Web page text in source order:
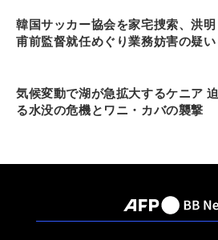
韓国サッカー協会を家宅捜索、洪明
甫前監督就任めぐり業務妨害の疑い
気候変動で湖が急拡大するケニア 迫
る水没の危機とワニ・カバの襲撃